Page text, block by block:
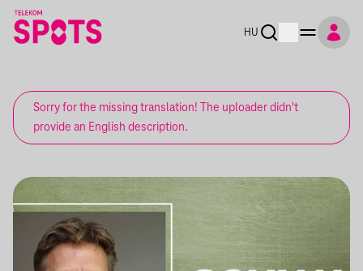
HU
Sorry for the missing translation! The uploader didn't
provide an English description.